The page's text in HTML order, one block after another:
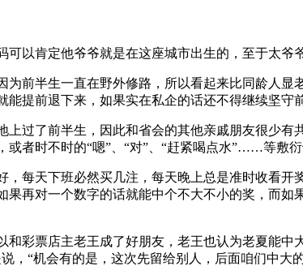
以肯定他爷爷就是在这座城市出生的，至于太爷
为前半生一直在野外修路，所以看起来比同龄人
提前退下来，如果实在私企的话还不得继续坚守
上过了前半生，因此和省会的其他亲戚朋友很少
者时不时的“嗯”、“对”、“赶紧喝点水”……等敷衍
，每天下班必然买几注，每天晚上总是准时收看
果再对一个数字的话就能中个不大不小的奖，而
和彩票店主老王成了好朋友，老王也认为老夏能
，“机会有的是，这次先留给别人，后面咱们中大